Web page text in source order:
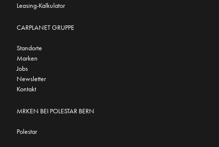
Leasing-Kalkulator
CARPLANET GRUPPE
Standorte
Marken
Jobs
Newsletter
Kontakt
MRKEN BEI POLESTAR BERN
Polestar